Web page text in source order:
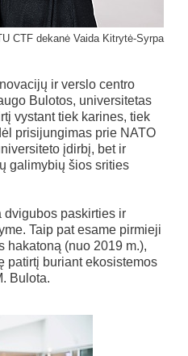
CTF dekanė Vaida Kitrytė-Syrpa
ir verslo centro
Bulotos, universitetas
vystant tiek karines, tiek
prisijungimas prie NATO
įdirbį, bet ir
galimybių šios srities
dvigubos paskirties ir
Taip pat esame pirmieji
hakatoną (nuo 2019 m.),
patirtį buriant ekosistemos
Bulota.